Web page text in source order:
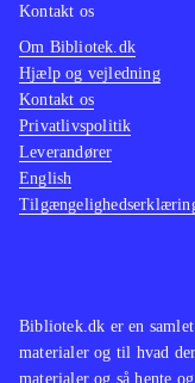
Bibliotek.dk er en
materialer og til hvad
materialer og så hente
Kontakt os
Om Bibliotek.dk
Hjælp og vejledning
Kontakt os
Privatlivspolitik
Leverandører
English